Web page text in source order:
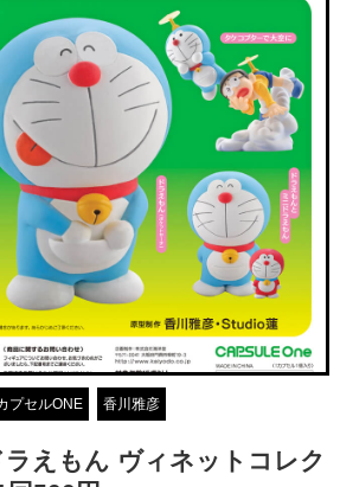
プセルONE 香川雅彦
えもん ヴィネットコレク